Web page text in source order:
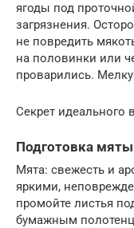
ягоды под
загрязнения.
не повредить
на половинки или
проварились.
Секрет идеального
Подготовка
Мята: свежесть и
яркими,
промойте листья
бумажным